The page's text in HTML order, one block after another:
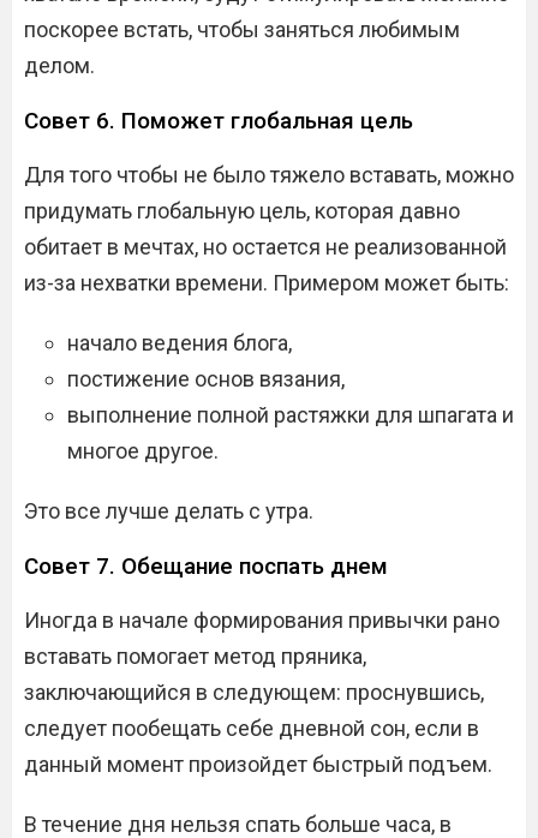
поскорее встать, чтобы заняться любимым
делом.
Совет 6. Поможет глобальная цель
Для того чтобы не было тяжело вставать, можно
придумать глобальную цель, которая давно
обитает в мечтах, но остается не реализованной
из-за нехватки времени. Примером может быть:
начало ведения блога,
постижение основ вязания,
выполнение полной растяжки для шпагата и
многое другое.
Это все лучше делать с утра.
Совет 7. Обещание поспать днем
Иногда в начале формирования привычки рано
вставать помогает метод пряника,
заключающийся в следующем: проснувшись,
следует пообещать себе дневной сон, если в
данный момент произойдет быстрый подъем.
В течение дня нельзя спать больше часа, в